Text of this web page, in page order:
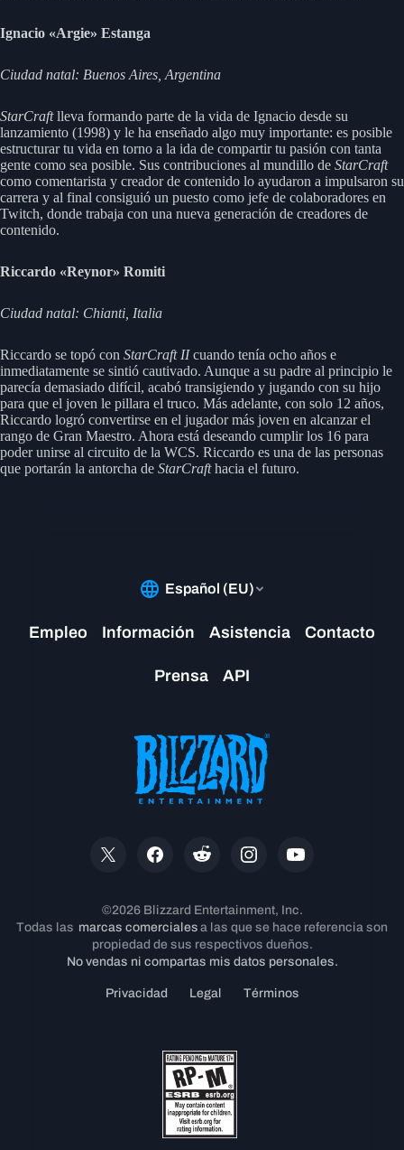
Ignacio «Argie» Estanga
Ciudad natal: Buenos Aires, Argentina
StarCraftlleva formando parte de la vida de Ignacio desde su
lanzamiento (1998) y le ha enseñado algo muy importante: es posible
estructurar tu vida en torno a la ida de compartir tu pasión con tanta
gente como sea posible. Sus contribuciones al mundillo de StarCraft
como comentarista y creador de contenido lo ayudaron a impulsaron su
carrera y al final consiguió un puesto como jefe de colaboradores en
Twitch, donde trabaja con una nueva generación de creadores de
contenido.
Riccardo «Reynor» Romiti
Ciudad natal: Chianti, Italia
Riccardo se topó con StarCraft IIcuando tenía ocho años e
inmediatamente se sintió cautivado. Aunque a su padre al principio le
parecía demasiado difícil, acabó transigiendo y jugando con su hijo
para que el joven le pillara el truco. Más adelante, con solo 12 años,
Riccardo logró convertirse en el jugador más joven en alcanzar el
rango de Gran Maestro. Ahora está deseando cumplir los 16 para
poder unirse al circuito de la WCS. Riccardo es una de las personas
que portarán la antorcha de StarCrafthacia el futuro.